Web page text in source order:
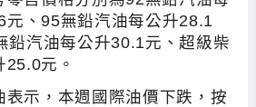
元、95無鉛汽油每公升28.1
鉛汽油每公升30.1元、超級柴
25.0元。
表示，本週國際油價下跌，按